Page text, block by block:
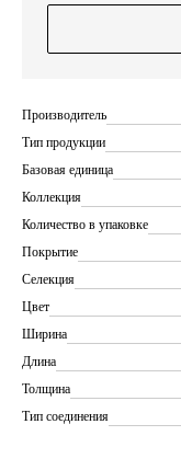
Производитель
Тип продукции
Базовая единица
Коллекция
Количество в упаковке
Покрытие
Селекция
Цвет
Ширина
Длина
Толщина
Тип соединения